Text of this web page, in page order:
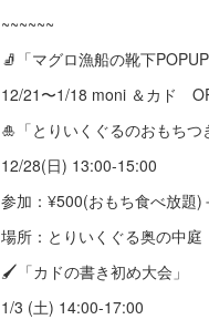
~~~~~~
🧦「マグロ漁船の靴下
12/21〜1/18 moni ＆カド
🎍「とりいくぐるのおもち
12/28(日) 13:00-15:00
参加：¥500(おもち食べ放題
場所：とりいくぐる奥の中庭
🖌️「カドの書き初め大会」
1/3 (土) 14:00-17:00